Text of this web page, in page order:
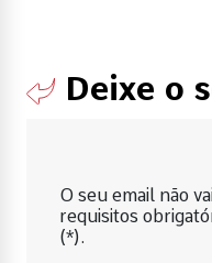
Deixe o
O seu email não
requisitos
(*).